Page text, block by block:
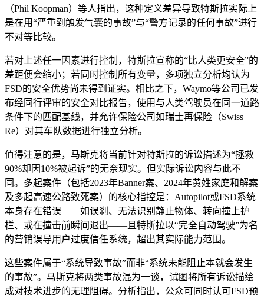
（Phil Koopman）等人指出，这种定义差异导致特斯拉实际上
是在用“严重到触发气囊的事故”与“警方记录的任何事故”进行
不对等比较。
若对上述任一因素进行控制，特斯拉宣称的“比人类更安全”的
差距便会缩小；若同时控制所有变量，多项独立分析均认为
FSD的安全优势尚未得到证实。相比之下，Waymo等公司已发
布经同行评审的安全对比报告，使用与人类驾驶员在同一道路
条件下的匹配基线，并允许保险公司如瑞士再保险（Swiss
Re）对其车队数据进行独立分析。
值得注意的是，马斯克将当前针对特斯拉的诉讼描述为“拯救
90%却因10%被起诉”的无奈现实。但实际诉讼内容与此不
同。多起案件（包括2023年Banner案、2024年黄姓家庭和解案
及多起高速公路致死案）的核心指控是：Autopilot或FSD系统
本身存在错误——如误刹、无法识别静止物体、转向撞上护
栏、或在撞击前瞬间退出——且特斯拉以“完全自动驾驶”为名
的营销误导用户过度信任系统，超出其实际能力范围。
这些案件属于“系统导致事故”而非“系统未能阻止本就会发生
的事故”。马斯克将两类事故混为一谈，试图将所有诉讼描绘
成对技术进步的无理阻碍。分析指出，公众可同时认可FSD预